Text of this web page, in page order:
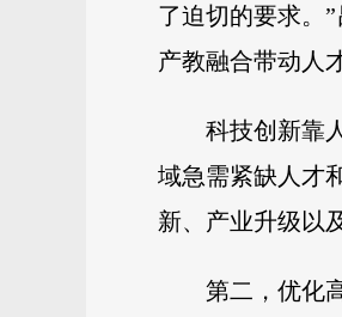
了迫切的要求。
产教融合带动人
科技创新靠
域急需紧缺人才
新、产业升级以
第二，优化